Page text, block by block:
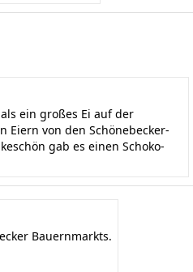
ein großes Ei auf der
Eiern von den Schönebecker-
gab es einen Schoko-
Bauernmarkts.